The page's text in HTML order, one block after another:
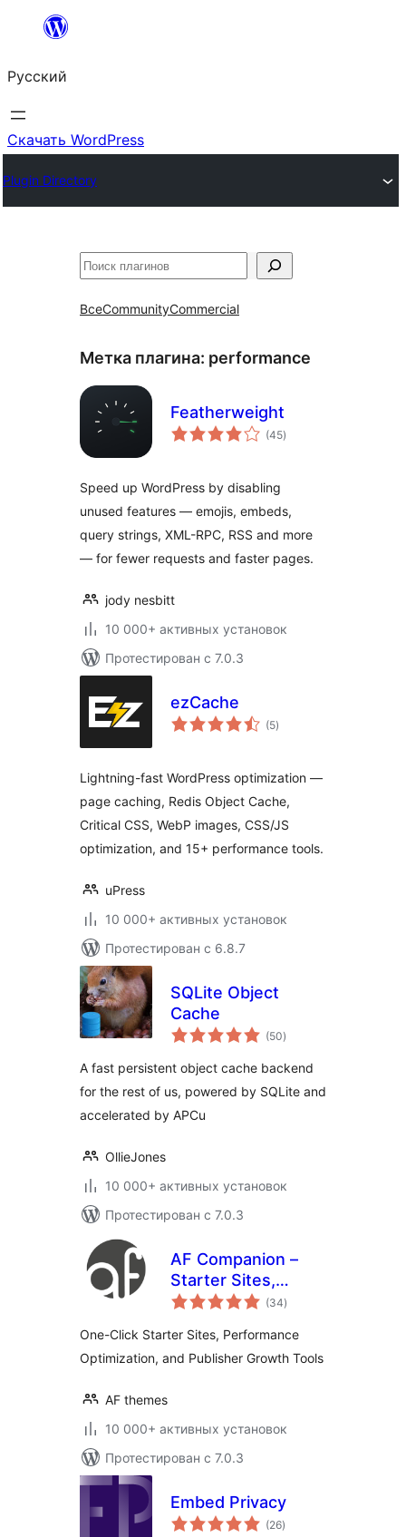
Перейти
содержимому
Русский
Скачать WordPress
Plugin Directory
Поиск
ВсеCommunityCommercial
Метка плагина: performance
Featherweight
(45общий
рейтинг
)
Speed up WordPress by disabling
unused features — emojis, embeds,
query strings, XML-RPC, RSS and more
— for fewer requests and faster pages.
jody nesbitt
10 000+ активных установок
Протестирован с 7.0.3
ezCache
(5общий
рейтинг
)
Lightning-fast WordPress optimization —
page caching, Redis Object Cache,
Critical CSS, WebP images, CSS/JS
optimization, and 15+ performance tools.
uPress
10 000+ активных установок
Протестирован с 6.8.7
SQLite Object
Cache
(50общий
рейтинг
)
A fast persistent object cache backend
for the rest of us, powered by SQLite and
accelerated by APCu
OllieJones
10 000+ активных установок
Протестирован с 7.0.3
AF Companion –
Starter Sites,
Speed Booster &
Professional
Publishing
(34общий
рейтинг
)
One-Click Starter Sites, Performance
Optimization, and Publisher Growth Tools
AF themes
10 000+ активных установок
Протестирован с 7.0.3
Embed Privacy
(26общий
рейтинг
)